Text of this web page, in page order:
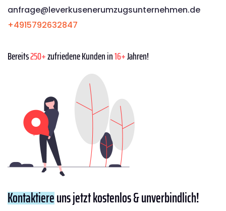
anfrage@leverkusenerumzugsunternehmen.de
+4915792632847
Bereits250+zufriedene Kunden in16+Jahren!
Kontaktiereuns jetzt kostenlos & unverbindlich!